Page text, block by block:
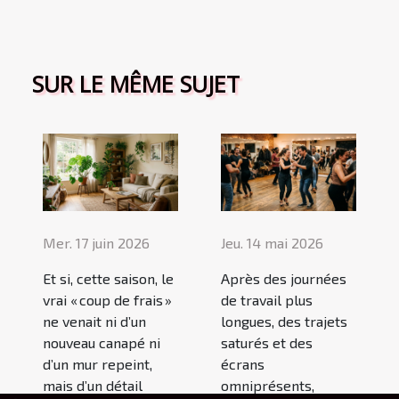
SUR LE MÊME SUJET
Mer. 17 juin 2026
Et si, cette saison, le
vrai « coup de frais »
ne venait ni d’un
nouveau canapé ni
d’un mur repeint,
mais d’un détail
Jeu. 14 mai 2026
Après des journées
de travail plus
longues, des trajets
saturés et des
écrans
omniprésents,